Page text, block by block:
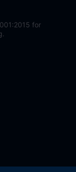
for